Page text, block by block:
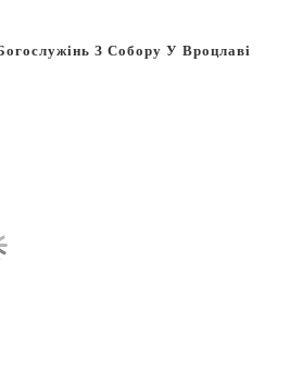
З Собору У Вроцлаві